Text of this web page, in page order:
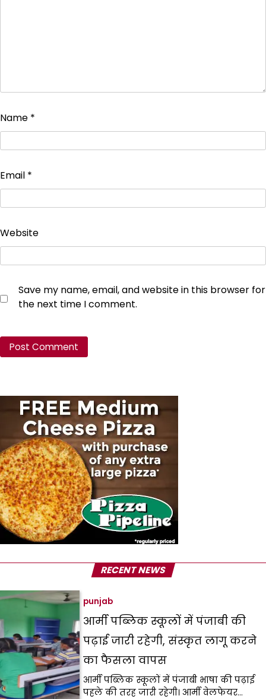
Name *
Email *
Website
Save my name, email, and website in this browser for
the next time I comment.
RECENT NEWS
punjab
आर्मी पब्लिक स्कूलों में पंजाबी की
पढ़ाई जारी रहेगी, संस्कृत लागू करने
का फैसला वापस
आर्मी पब्लिक स्कूलों में पंजाबी भाषा की पढ़ाई
पहले की तरह जारी रहेगी। आर्मी वेलफेयर…